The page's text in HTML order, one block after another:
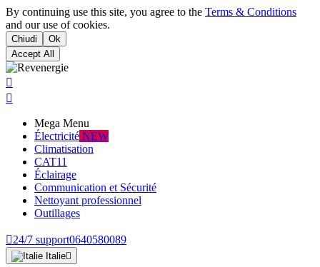
By continuing use this site, you agree to the Terms & Conditions
and our use of cookies.
Chiudi
Ok
Accept All


Mega Menu
Électricité NEW
Climatisation
CAT11
Éclairage
Communication et Sécurité
Nettoyant professionnel
Outillages
24/7 support0640580089
Italie